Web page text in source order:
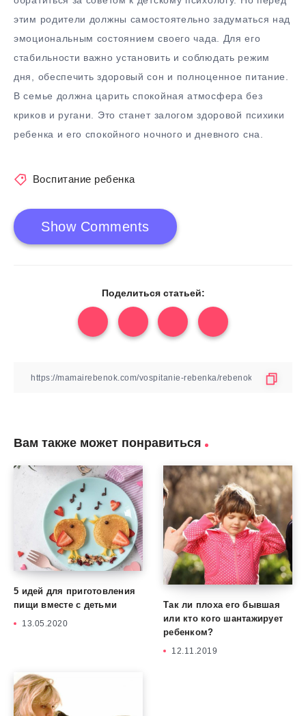
этим родители должны самостоятельно задуматься над
эмоциональным состоянием своего чада. Для его
стабильности важно установить и соблюдать режим
дня, обеспечить здоровый сон и полноценное питание.
В семье должна царить спокойная атмосфера без
криков и ругани. Это станет залогом здоровой психики
ребенка и его спокойного ночного и дневного сна.
Воспитание ребенка
Show Comments
Поделиться статьей:
Вам также может понравиться
5 идей для приготовления
пищи вместе с детьми
13.05.2020
Так ли плоха его бывшая
или кто кого шантажирует
ребенком?
12.11.2019